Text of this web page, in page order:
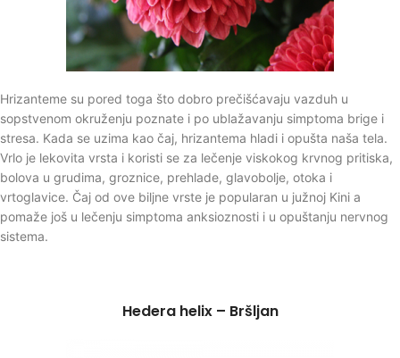
Hrizanteme su pored toga što dobro prečišćavaju vazduh u
sopstvenom okruženju poznate i po ublažavanju simptoma brige i
stresa. Kada se uzima kao čaj, hrizantema hladi i opušta naša tela.
Vrlo je lekovita vrsta i koristi se za lečenje viskokog krvnog pritiska,
bolova u grudima, groznice, prehlade, glavobolje, otoka i
vrtoglavice. Čaj od ove biljne vrste je popularan u južnoj Kini a
pomaže još u lečenju simptoma anksioznosti i u opuštanju nervnog
sistema.
Hedera helix – Bršljan